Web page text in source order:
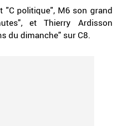
"C politique", M6 son grand
et Thierry Ardisson
du dimanche" sur C8.